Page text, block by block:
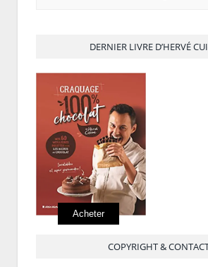
DERNIER LIVRE D’HERVÉ
Acheter
COPYRIGHT &